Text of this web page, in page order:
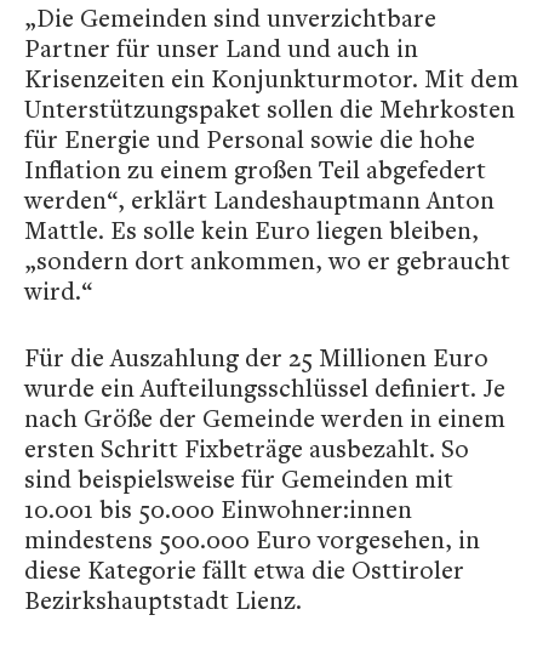
„Die Gemeinden sind unverzichtbare
Partner für unser Land und auch in
Krisenzeiten ein Konjunkturmotor. Mit dem
Unterstützungspaket sollen die Mehrkosten
für Energie und Personal sowie die hohe
Inflation zu einem großen Teil abgefedert
werden“, erklärt Landeshauptmann Anton
Mattle. Es solle kein Euro liegen bleiben,
„sondern dort ankommen, wo er gebraucht
wird.“
Für die Auszahlung der 25 Millionen Euro
wurde ein Aufteilungsschlüssel definiert. Je
nach Größe der Gemeinde werden in einem
ersten Schritt Fixbeträge ausbezahlt. So
sind beispielsweise für Gemeinden mit
10.001 bis 50.000 Einwohner:innen
mindestens 500.000 Euro vorgesehen, in
diese Kategorie fällt etwa die Osttiroler
Bezirkshauptstadt Lienz.